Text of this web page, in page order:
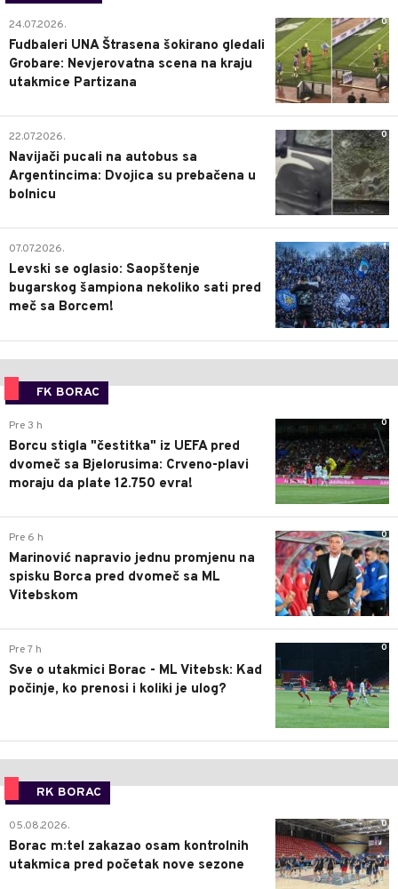
0
24.07.2026.
Fudbaleri UNA Štrasena šokirano gledali
Grobare: Nevjerovatna scena na kraju
utakmice Partizana
0
22.07.2026.
Navijači pucali na autobus sa
Argentincima: Dvojica su prebačena u
bolnicu
1
07.07.2026.
Levski se oglasio: Saopštenje
bugarskog šampiona nekoliko sati pred
meč sa Borcem!
FK BORAC
0
Pre 3 h
Borcu stigla "čestitka" iz UEFA pred
dvomeč sa Bjelorusima: Crveno-plavi
moraju da plate 12.750 evra!
0
Pre 6 h
Marinović napravio jednu promjenu na
spisku Borca pred dvomeč sa ML
Vitebskom
0
Pre 7 h
Sve o utakmici Borac - ML Vitebsk: Kad
počinje, ko prenosi i koliki je ulog?
RK BORAC
0
05.08.2026.
Borac m:tel zakazao osam kontrolnih
utakmica pred početak nove sezone